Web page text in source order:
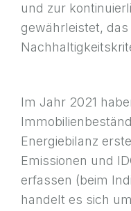
und zur
gewährleistet,
Im Jahr 2021
Energiebilanz
Emissionen und
erfassen (beim
handelt es sich